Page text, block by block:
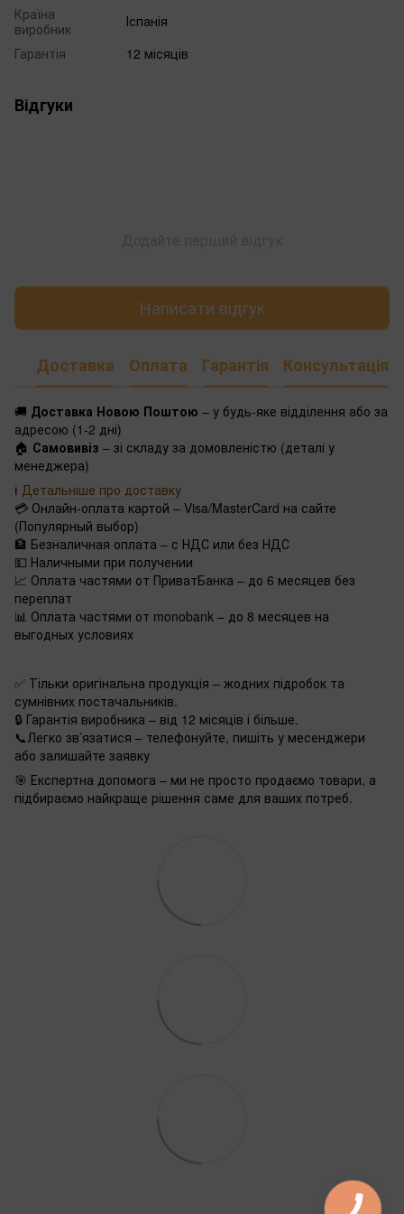
Країна
виробник
Іспанія
Гарантія
12 місяців
Відгуки
Написати відгук
Доставка Оплата Гарантія Консультація
🚚 Доставка Новою Поштою – у будь-яке відділення або за
адресою (1-2 дні)
🏠 Самовивіз – зі складу за домовленістю (деталі у
менеджера)
ℹ️ Детальніше про доставку
💳 Онлайн-оплата картой – Visa/MasterCard на сайте
(Популярный выбор)
🏦 Безналичная оплата – с НДС или без НДС
💵 Наличными при получении
📈 Оплата частями от ПриватБанка – до 6 месяцев без
переплат
📊 Оплата частями от monobank – до 8 месяцев на
выгодных условиях
✅ Тільки оригінальна продукція – жодних підробок та
сумнівних постачальників.
🔒 Гарантія виробника – від 12 місяців і більше.
📞Легко зв’язатися – телефонуйте, пишіть у месенджери
або залишайте заявку
🎯 Експертна допомога – ми не просто продаємо товари, а
підбираємо найкраще рішення саме для ваших потреб.